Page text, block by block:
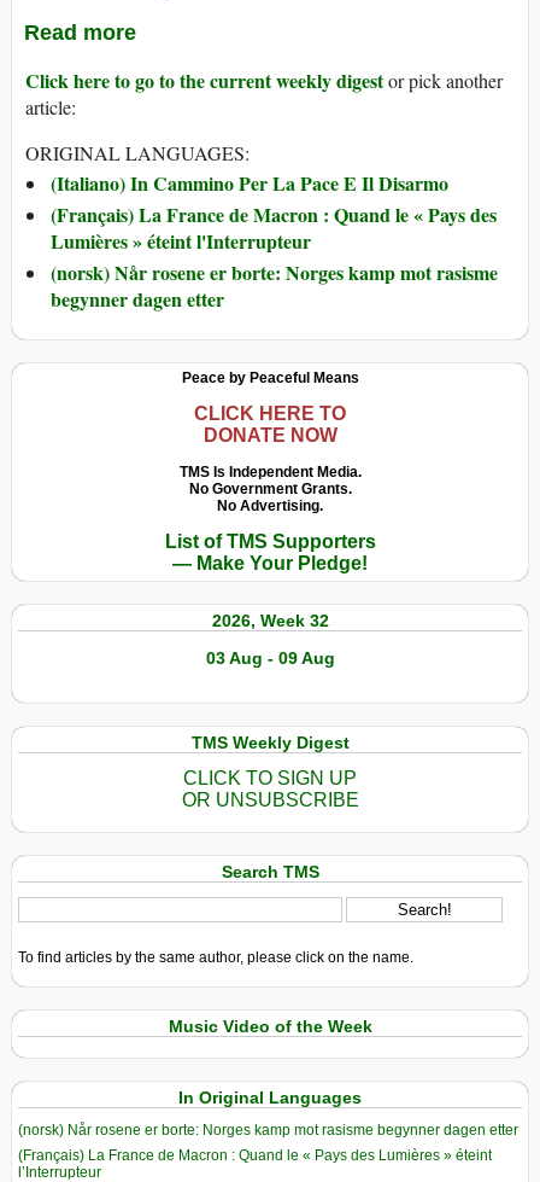
Read more
Click here to go to the current weekly digestor pick another
article:
ORIGINAL LANGUAGES:
(Italiano) In Cammino Per La Pace E Il Disarmo
(Français) La France de Macron : Quand le « Pays des
Lumières » éteint l'Interrupteur
(norsk) Når rosene er borte: Norges kamp mot rasisme
begynner dagen etter
Peace by Peaceful Means
CLICK HERE TO
DONATE NOW
TMS Is Independent Media.
No Government Grants.
No Advertising.
List of TMS Supporters
— Make Your Pledge!
2026, Week 32
03 Aug - 09 Aug
TMS Weekly Digest
CLICK TO SIGN UP
OR UNSUBSCRIBE
Search TMS
To find articles by the same author, please click on the name.
Music Video of the Week
In Original Languages
(norsk) Når rosene er borte: Norges kamp mot rasisme begynner dagen etter
(Français) La France de Macron : Quand le « Pays des Lumières » éteint
l’Interrupteur